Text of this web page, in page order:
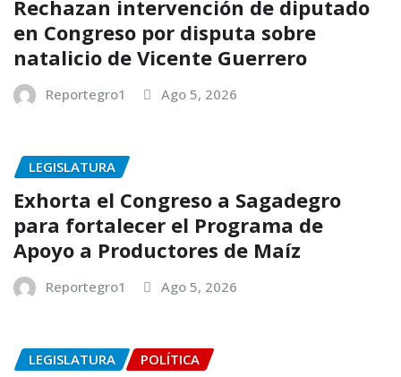
Rechazan intervención de diputado
en Congreso por disputa sobre
natalicio de Vicente Guerrero
Reportegro1 Ago 5, 2026
LEGISLATURA
Exhorta el Congreso a Sagadegro
para fortalecer el Programa de
Apoyo a Productores de Maíz
Reportegro1 Ago 5, 2026
LEGISLATURA POLÍTICA